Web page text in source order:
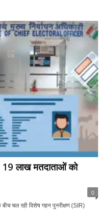
19 लाख मतदाताओं को
0
बीच चल रही विशेष गहन पुनरीक्षण (SIR)